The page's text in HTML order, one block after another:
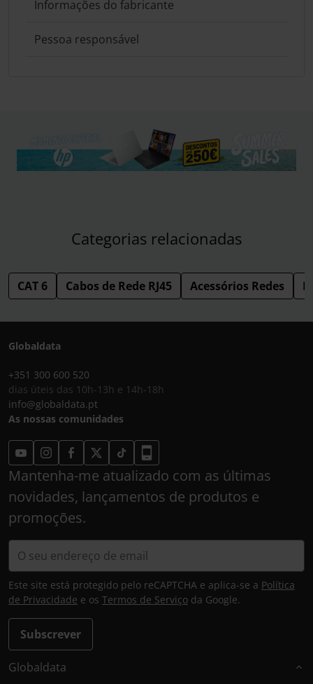
Informações do fabricante
Pessoa responsável
Categorias relacionadas
CAT 6 Cabos de Rede RJ45 Acessórios Redes
Globaldata
+351 300 600 520
dias úteis das 10h-13h e 14h-18h
info@globaldata.pt
As nossas comunidades
Mantenha-me atualizado com as últimas
novidades, lançamentos de produtos e
promoções.
Subscrever
Este site está protegido pelo reCAPTCHA e aplica-se a Política
de Privacidade e os Termos de Serviço da Google.
Globaldata